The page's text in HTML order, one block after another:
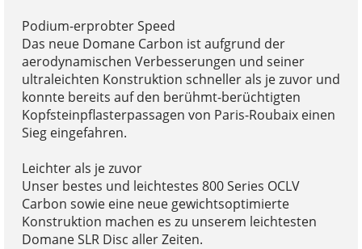
Podium-erprobter Speed
Das neue Domane Carbon ist aufgrund der
aerodynamischen Verbesserungen und seiner
ultraleichten Konstruktion schneller als je zuvor und
konnte bereits auf den berühmt-berüchtigten
Kopfsteinpflasterpassagen von Paris-Roubaix einen
Sieg eingefahren.
Leichter als je zuvor
Unser bestes und leichtestes 800 Series OCLV
Carbon sowie eine neue gewichtsoptimierte
Konstruktion machen es zu unserem leichtesten
Domane SLR Disc aller Zeiten.